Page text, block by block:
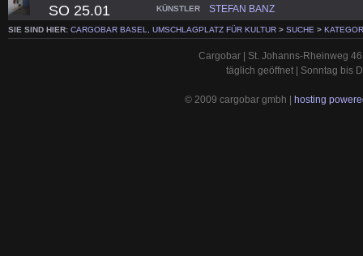
SO 25.01
KÜNSTLER STEFAN BANZ
SIE SIND HIER: CARGOBAR BASEL, UMSCHLAGPLATZ FÜR KULTUR > SUCHE >
Cargobar | St. Johanns-Rheinweg
täglich geöffnet | Sonntag bis
© 2009 cargobar gmbh | hosting